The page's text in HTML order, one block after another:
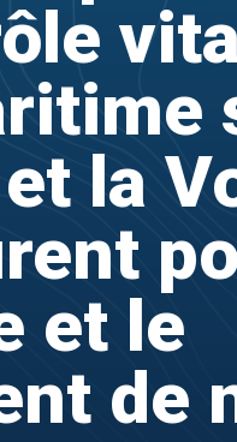
la
et le
de